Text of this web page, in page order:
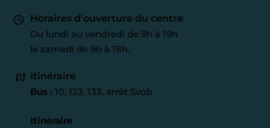
Horaires d'ouverture du centre
Du lundi au vendredi de 9h à 19h
le samedi de 9h à 18h.
Itinéraire
Bus : 10, 123, 133, arrêt Svob
Itinéraire